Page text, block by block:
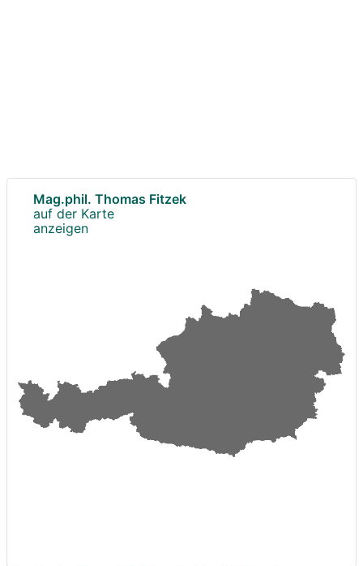
Mag.phil. Thomas Fitzek
auf der Karte
anzeigen